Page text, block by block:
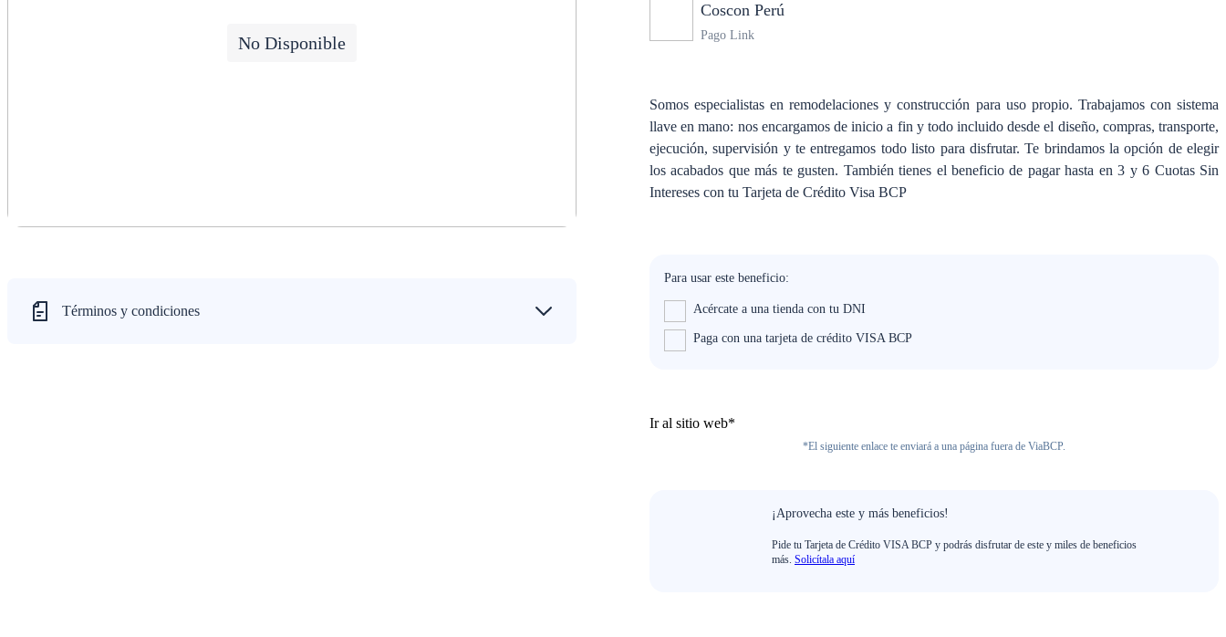
No Disponible
Términos y condiciones
Coscon Perú
Pago Link
Somos especialistas en remodelaciones y construcción para uso propio. Trabajamos con sistema
llave en mano: nos encargamos de inicio a fin y todo incluido desde el diseño, compras, transporte,
ejecución, supervisión y te entregamos todo listo para disfrutar. Te brindamos la opción de elegir
los acabados que más te gusten. También tienes el beneficio de pagar hasta en 3 y 6 Cuotas Sin
Intereses con tu Tarjeta de Crédito Visa BCP
Para usar este beneficio:
Acércate a una tienda con tu DNI
Paga con una tarjeta de crédito VISA BCP
Ir al sitio web*
*El siguiente enlace te enviará a una página fuera de ViaBCP.
¡Aprovecha este y más beneficios!
Pide tu Tarjeta de Crédito VISA BCP y podrás disfrutar de este y miles de beneficios
más. Solicítala aquí